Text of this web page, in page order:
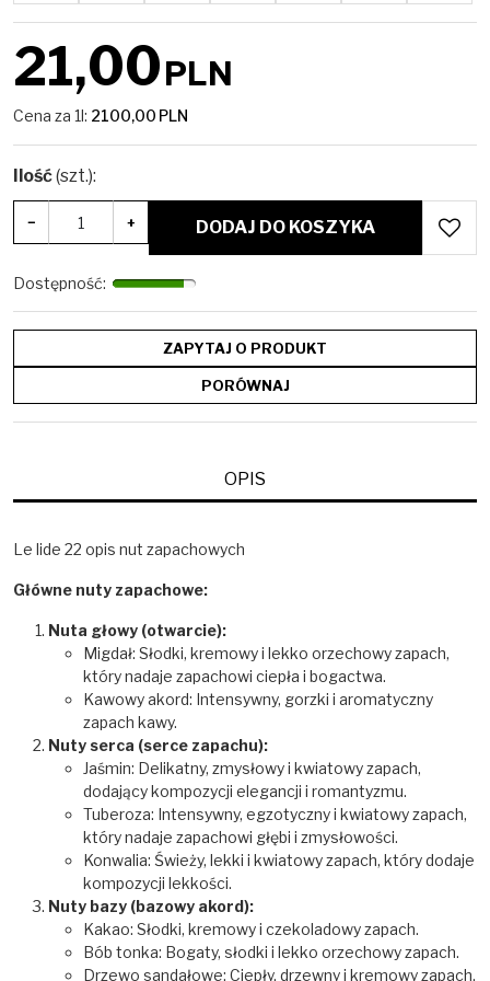
21,00PLN
Cena za 1l: 2100,00 PLN
Ilość(szt.):
− + DODAJ DO KOSZYKA
Dostępność:
ZAPYTAJ O PRODUKT
PORÓWNAJ
OPIS
Le lide 22 opis nut zapachowych
Główne nuty zapachowe:
Nuta głowy (otwarcie):
Migdał: Słodki, kremowy i lekko orzechowy zapach,
który nadaje zapachowi ciepła i bogactwa.
Kawowy akord: Intensywny, gorzki i aromatyczny
zapach kawy.
Nuty serca (serce zapachu):
Jaśmin: Delikatny, zmysłowy i kwiatowy zapach,
dodający kompozycji elegancji i romantyzmu.
Tuberoza: Intensywny, egzotyczny i kwiatowy zapach,
który nadaje zapachowi głębi i zmysłowości.
Konwalia: Świeży, lekki i kwiatowy zapach, który dodaje
kompozycji lekkości.
Nuty bazy (bazowy akord):
Kakao: Słodki, kremowy i czekoladowy zapach.
Bób tonka: Bogaty, słodki i lekko orzechowy zapach.
Drzewo sandałowe: Ciepły, drzewny i kremowy zapach.